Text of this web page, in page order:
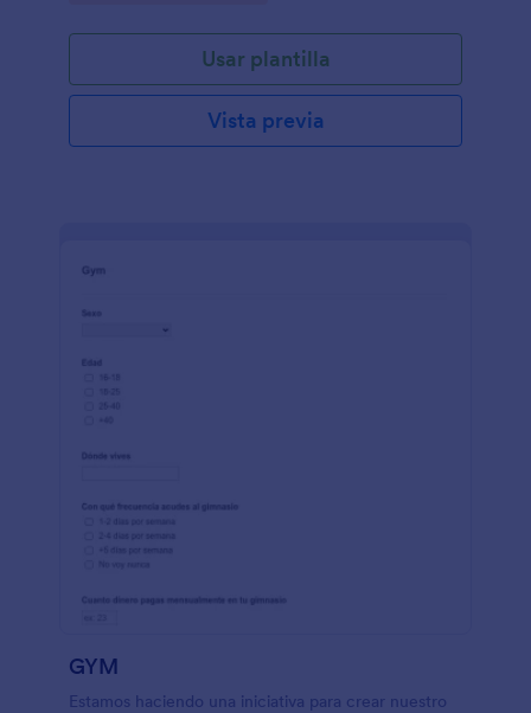
Usar plantilla
Vista previa
GYM
Estamos haciendo una iniciativa para crear nuestro